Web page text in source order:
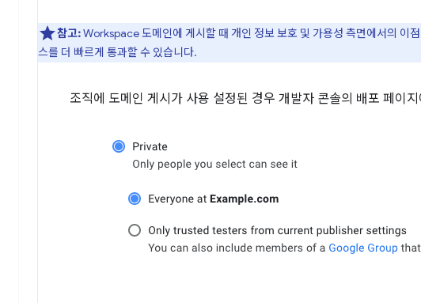
참고:Workspace 도메인에 게시할 때 개인 정보 보호 및 가용성 측면에서의 이
스를 더 빠르게 통과할 수 있습니다.
조직에 도메인 게시가 사용 설정된 경우 개발자 콘솔의 배포 페이